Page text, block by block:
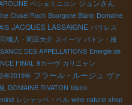
ペシェミニヨン ジュンさん
Clusel Roch Bourgone Blanc Domaine
JACQUES LASSAIGNE パリレス
職人・岡田大介 スイーツ バトン・板
DES APPELLATIONS Energie de
FINAL 9カーヴ カリニャン
年2019年 フラール・ルージュ ヴァ
DOMAINE RIVATON bistro
レシャッペ・ベル wine naturel shop